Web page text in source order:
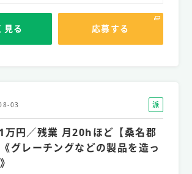
見る 応募する
03
派
遣
社
員
万円／残業 月20hほど【桑名郡
グレーチングなどの製品を造っ